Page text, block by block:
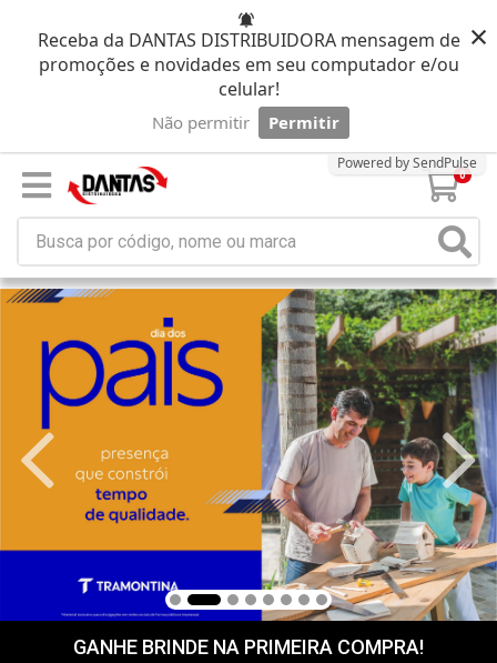
Receba da DANTAS DISTRIBUIDORA mensagem de
promoções e novidades em seu computador e/ou
celular!
Não permitir Permitir
Powered by SendPulse
×
0
GANHE BRINDE NA PRIMEIRA COMPRA!